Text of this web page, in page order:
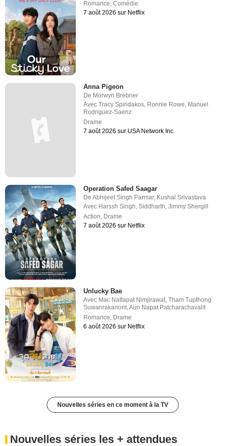
Romance ,Comédie
7 août 2026 sur Netflix
Anna Pigeon
De Morwyn Brebner
AvecTracy Spiridakos, Ronnie Rowe, Manuel
Rodriguez-Saenz
Drame
7 août 2026 sur USA Network Inc.
Operation Safed Saagar
DeAbhijeet Singh Parmar, Kushal Srivastava
Avec Harssh Singh,Siddharth,Jimmy Shergill
Action, Drame
7 août 2026 sur Netflix
Unlucky Bae
Avec Mac Nattapat Nimjirawat ,Tham Tupthong
Suwanrakanont ,Aun Napat Patcharachavalit
Romance Drame
6 août 2026 sur Netflix
Nouvelles séries en ce moment à la TV
Nouvelles séries les + attendues